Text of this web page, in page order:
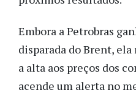
Embora a Petrobras
disparada do Brent,
a alta aos preços dos
acende um alerta no